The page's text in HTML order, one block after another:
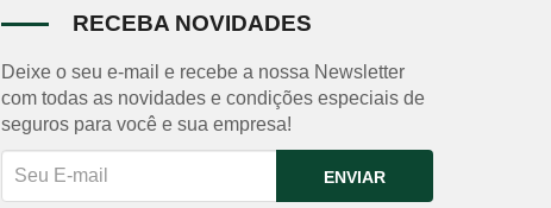
RECEBA NOVIDADES
Deixe o seu e-mail e recebe a nossa Newsletter
com todas as novidades e condições especiais de
seguros para você e sua empresa!
ENVIAR